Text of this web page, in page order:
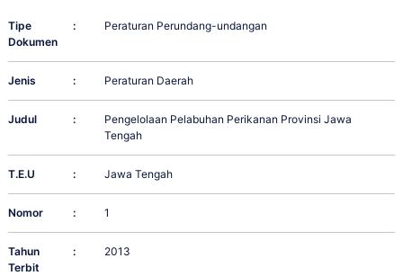
Tipe
Dokumen
: Peraturan Perundang-undangan
Jenis : Peraturan Daerah
Judul :
Pengelolaan Pelabuhan Perikanan Provinsi Jawa
Tengah
T.E.U : Jawa Tengah
Nomor : 1
Tahun
Terbit
: 2013